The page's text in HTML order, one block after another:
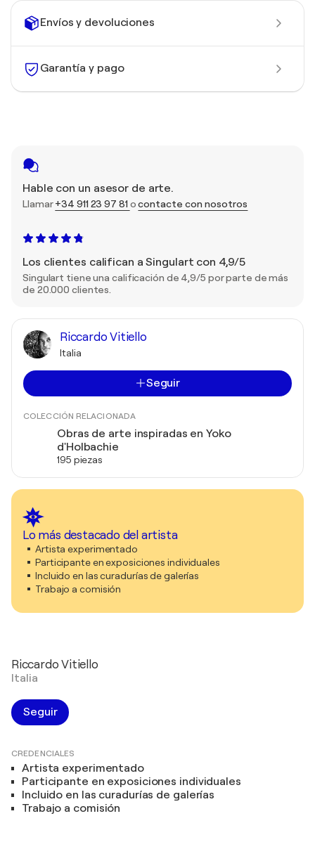
Envíos y devoluciones
Garantía y pago
Hable con un asesor de arte.
Llamar+34 911 23 97 81 ocontacte con nosotros
Los clientes califican a Singulart con 4,9/5
Singulart tiene una calificación de 4,9/5 por parte de más
de 20.000 clientes.
Riccardo Vitiello
Italia
Seguir
COLECCIÓN RELACIONADA
Obras de arte inspiradas en Yoko
d'Holbachie
195 piezas
Lo más destacado del artista
Artista experimentado
Participante en exposiciones individuales
Incluido en las curadurías de galerías
Trabajo a comisión
Riccardo Vitiello
Italia
Seguir
CREDENCIALES
Artista experimentado
Participante en exposiciones individuales
Incluido en las curadurías de galerías
Trabajo a comisión